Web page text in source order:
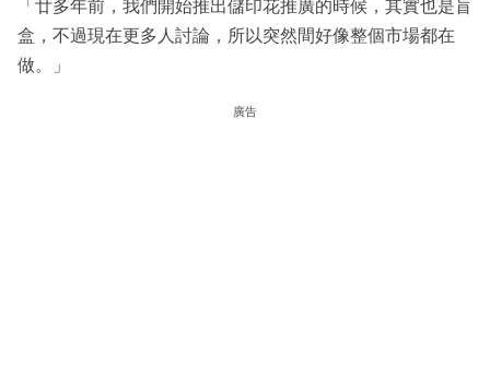
「廿多年前，我們開始推出儲印花推廣的時候，其實也是盲
盒，不過現在更多人討論，所以突然間好像整個市場都在
做。」
廣告